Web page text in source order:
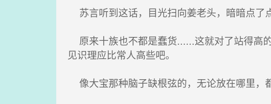
苏言听到这话，目光扫向姜老头，暗暗点了
原来十族也不都是蠢货......这就对了站得高
见识理应比常人高些吧。
像大宝那种脑子缺根弦的，无论放在哪里，